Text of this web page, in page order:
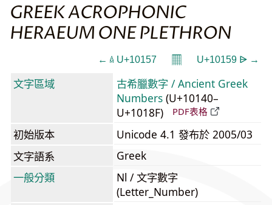
GREEK ACROPHONIC
HERAEUM ONE PLETHRON
← 𐅗 U+10157 𝄜 U+10159 𐅙 →
文字區域
古希臘數字 / Ancient Greek
Numbers (U+10140–
U+1018F)
PDF表格
初始版本
Unicode 4.1 發布於 2005/03
文字語系
Greek
一般分類
Nl / 文字數字
(Letter_Number)